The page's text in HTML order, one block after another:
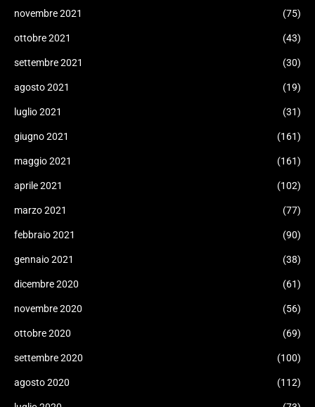
novembre 2021 (75)
ottobre 2021 (43)
settembre 2021 (30)
agosto 2021 (19)
luglio 2021 (31)
giugno 2021 (161)
maggio 2021 (161)
aprile 2021 (102)
marzo 2021 (77)
febbraio 2021 (90)
gennaio 2021 (38)
dicembre 2020 (61)
novembre 2020 (56)
ottobre 2020 (69)
settembre 2020 (100)
agosto 2020 (112)